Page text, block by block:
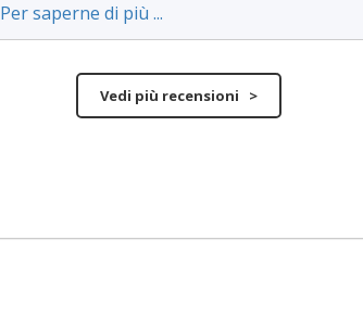
Per saperne di più ...
Vedi più recensioni >